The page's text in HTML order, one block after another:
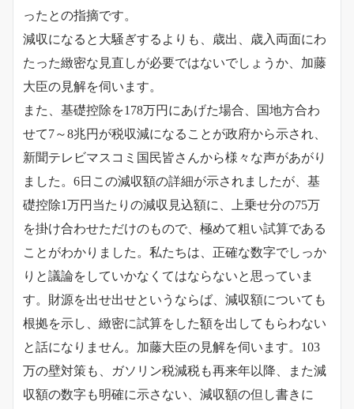
ったとの指摘です。
減収になると大騒ぎするよりも、歳出、歳入両面にわ
たった緻密な見直しが必要ではないでしょうか、加藤
大臣の見解を伺います。
また、基礎控除を178万円にあげた場合、国地方合わ
せて7～8兆円が税収減になることが政府から示され、
新聞テレビマスコミ国民皆さんから様々な声があがり
ました。6日この減収額の詳細が示されましたが、基
礎控除1万円当たりの減収見込額に、上乗せ分の75万
を掛け合わせただけのもので、極めて粗い試算である
ことがわかりました。 私たちは、正確な数字でしっか
りと議論をしていかなくてはならないと思っていま
す。財源を出せ出せというならば、減収額についても
根拠を示し、緻密に試算をした額を出してもらわない
と話になりません。加藤大臣の見解を伺います。 103
万の壁対策も、ガソリン税減税も再来年以降、また減
収額の数字も明確に示さない、減収額の但し書きに